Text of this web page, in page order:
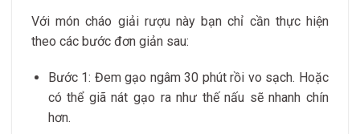
Với món cháo giải rượu này bạn chỉ cần thực hiện
theo các bước đơn giản sau:
Bước 1: Đem gạo ngâm 30 phút rồi vo sạch. Hoặc
có thể giã nát gạo ra như thế nấu sẽ nhanh chín
hơn.